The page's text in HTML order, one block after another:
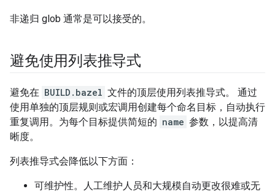
非递归 glob 通常是可以接受的。
避免使用列表推导式
避免在 BUILD.bazel 文件的顶层使用列表推导式。 通过
使用单独的顶层规则或宏调用创建每个命名目标，自动执行
重复调用。为每个目标提供简短的 name 参数，以提高清
晰度。
列表推导式会降低以下方面：
可维护性。人工维护人员和大规模自动更改很难或无